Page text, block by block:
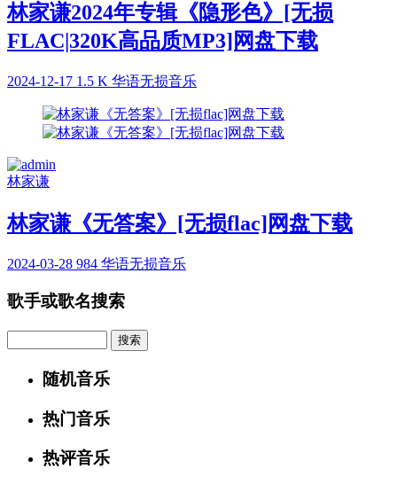
林家谦2024年专辑《隐形色》[无损
FLAC|320K高品质MP3]网盘下载
2024-12-17 1.5 K 华语无损音乐
林家谦
林家谦《无答案》[无损flac]网盘下载
2024-03-28 984 华语无损音乐
歌手或歌名搜索
随机音乐
热门音乐
热评音乐